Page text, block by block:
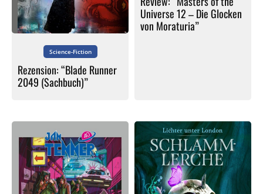
Science-Fiction
Rezension: “Blade Runner
2049 (Sachbuch)”
Universe 12 – Die Glocken
von Moraturia”